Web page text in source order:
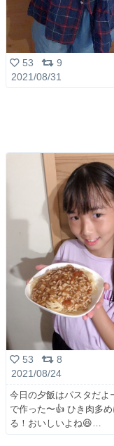
53
9
2021/08/31
53
8
2021/08/24
今日の夕飯はパスタだよ
で作った〜👍 ひき肉多
る！おいしいよね😆